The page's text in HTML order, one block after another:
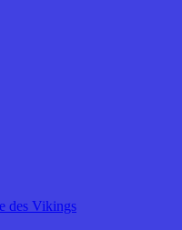
des Vikings